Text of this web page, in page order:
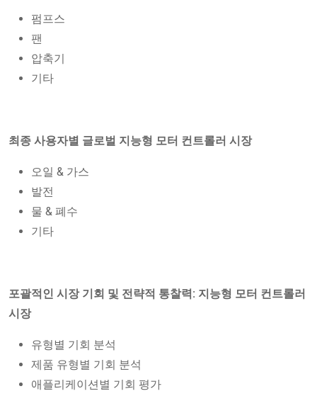
펌프스
팬
압축기
기타
최종 사용자별 글로벌 지능형 모터 컨트롤러 시장
오일 & 가스
발전
물 & 폐수
기타
포괄적인 시장 기회 및 전략적 통찰력: 지능형 모터 컨트롤러
시장
유형별 기회 분석
제품 유형별 기회 분석
애플리케이션별 기회 평가